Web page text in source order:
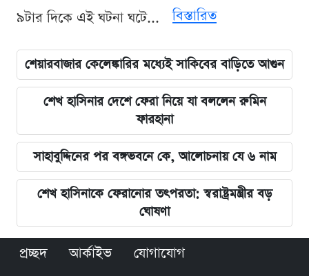
৯টার দিকে এই ঘটনা ঘটে...
বিস্তারিত
শেয়ারবাজার কেলেঙ্কারির মধ্যেই সাকিবের বাড়িতে আগুন
শেখ হাসিনার দেশে ফেরা নিয়ে যা বললেন রুমিন
ফারহানা
সাহাবুদ্দিনের পর বঙ্গভবনে কে, আলোচনায় যে ৬ নাম
শেখ হাসিনাকে ফেরানোর তৎপরতা: স্বরাষ্ট্রমন্ত্রীর বড়
ঘোষণা
প্রচ্ছদ আর্কাইভ যোগাযোগ